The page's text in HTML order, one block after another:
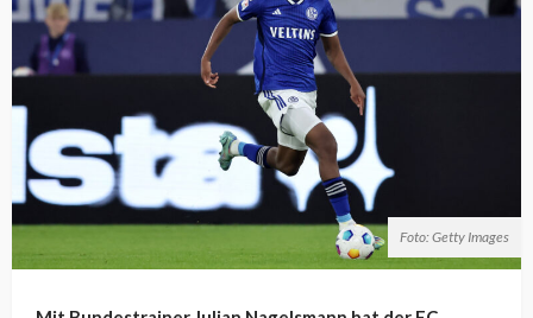
Foto: Getty Images